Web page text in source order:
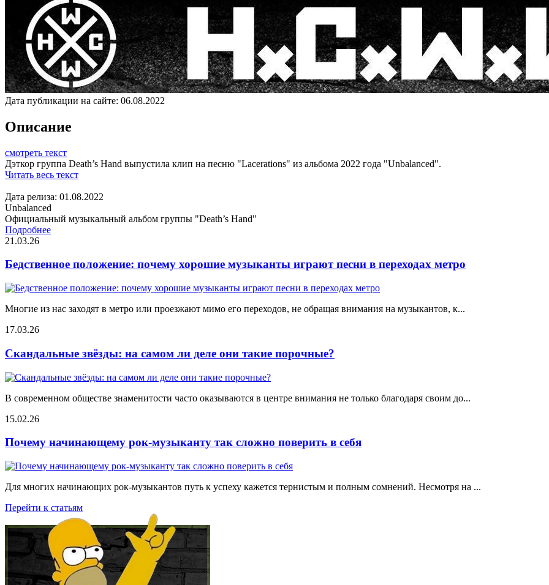
Дата публикации на сайте: 06.08.2022
Описание
смотреть текст
Дэткор группа Death’s Hand выпустила клип на песню "Lacerations" из альбома 2022 года "Unbalanced".
Читать весь текст
Дата релиза: 01.08.2022
Unbalanced
Официальный музыкальный альбом группы "Death’s Hand"
Подробнее
21.03.26
Бедственное положение: почему хорошие музыканты играют песни в переходах метро
Многие из нас заходят в метро или проезжают мимо его переходов, не обращая внимания на музыкантов, к...
17.03.26
Скандальные звёзды: на самом ли деле они такие порочные?
В современном обществе знаменитости часто оказываются в центре внимания не только благодаря своим до...
15.02.26
Почему начинающему рок-музыканту так сложно поверить в себя
Для многих начинающих рок-музыкантов путь к успеху кажется тернистым и полным сомнений. Несмотря на ...
Перейти к статьям